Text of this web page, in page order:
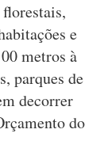
e
metros à
parques de
decorrer
do